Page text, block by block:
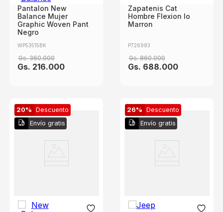
Pantalon New
Balance Mujer
Graphic Woven Pant
Negro
WP53515BK
Gs. 360.000
Gs. 216.000
Zapatenis Cat
Hombre Flexion lo
Marron
P726983
Gs. 860.000
Gs. 688.000
20%
Descuento
Envío gratis
26%
Descuento
Envío gratis